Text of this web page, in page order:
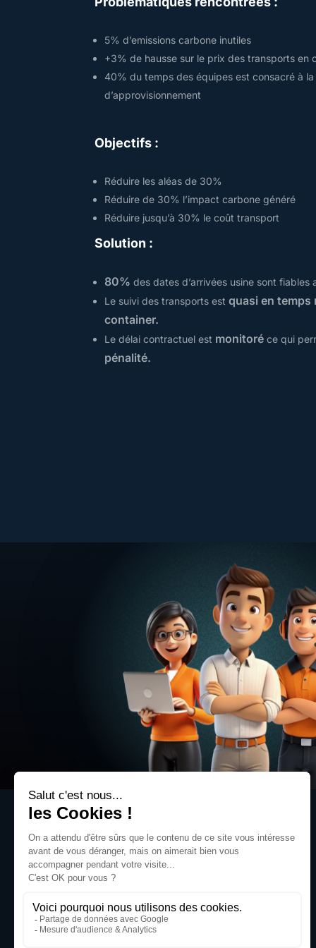
5% d’emissions carbone inutiles
+3% de hausse sur le prix des transports en
40% du temps des équipes est consacré à
d’approvisionnement
Objectifs :
Réduire les aléas de 30%
Réduire de 30% l’impact carbone généré
Réduire jusqu’à 30% le coût transport
Solution :
80%des dates d’arrivées usine sont fiables
Le suivi des transports estquasi en temps
container.
Le délai contractuel est monitoréce qui
pénalité.
Quartier Koenig
60 rue Philippe Livry Level
14760 BRETTEVILLE-SUR-ODON